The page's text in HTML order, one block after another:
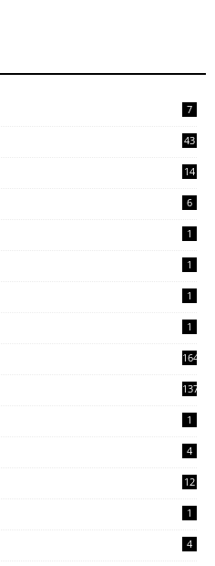
7
43
14
6
1
1
1
1
1644
137
1
4
12
1
4